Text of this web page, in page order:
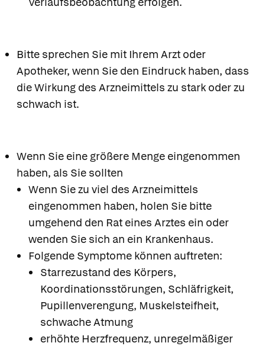
Bitte sprechen Sie mit Ihrem Arzt oder
Apotheker, wenn Sie den Eindruck haben, dass
die Wirkung des Arzneimittels zu stark oder zu
schwach ist.
Wenn Sie eine größere Menge eingenommen
haben, als Sie sollten
Wenn Sie zu viel des Arzneimittels
eingenommen haben, holen Sie bitte
umgehend den Rat eines Arztes ein oder
wenden Sie sich an ein Krankenhaus.
Folgende Symptome können auftreten:
Starrezustand des Körpers,
Koordinationsstörungen, Schläfrigkeit,
Pupillenverengung, Muskelsteifheit,
schwache Atmung
erhöhte Herzfrequenz, unregelmäßiger